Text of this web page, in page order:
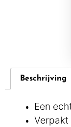
Beschrijving
Een
Verpakt